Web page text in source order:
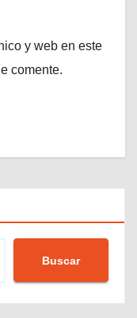
y web en este
comente.
Buscar